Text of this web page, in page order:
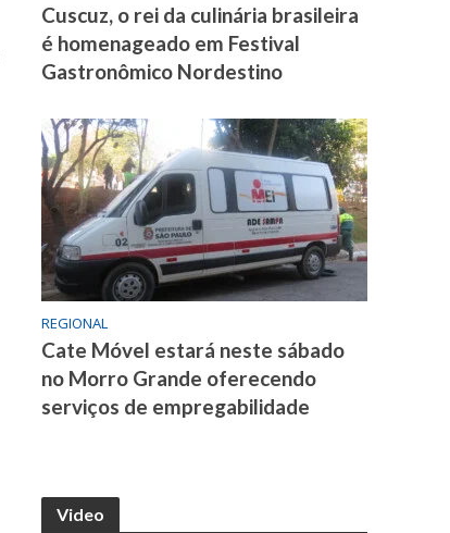
Cuscuz, o rei da culinária brasileira
é homenageado em Festival
Gastronômico Nordestino
REGIONAL
Cate Móvel estará neste sábado
no Morro Grande oferecendo
serviços de empregabilidade
Video